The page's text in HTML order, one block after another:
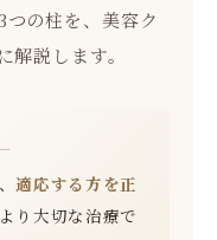
つの柱を、美容ク
解説します。
適応する方を正
り大切な治療で